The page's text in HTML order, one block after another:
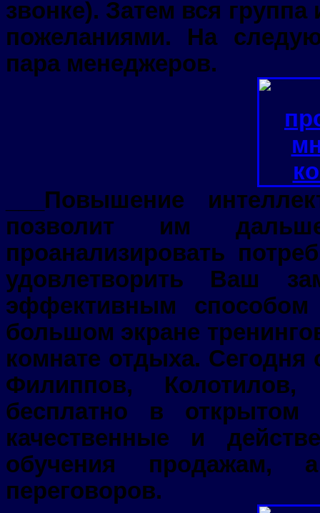
звонке). Затем вся
пожеланиями. На
пара менеджеров.
___Повышение
позволит им
проанализировать
удовлетворить Ваш
эффективным способом
большом экране
комнате отдыха.
Филиппов,
бесплатно в открытом
качественные и
обучения продажам,
переговоров.